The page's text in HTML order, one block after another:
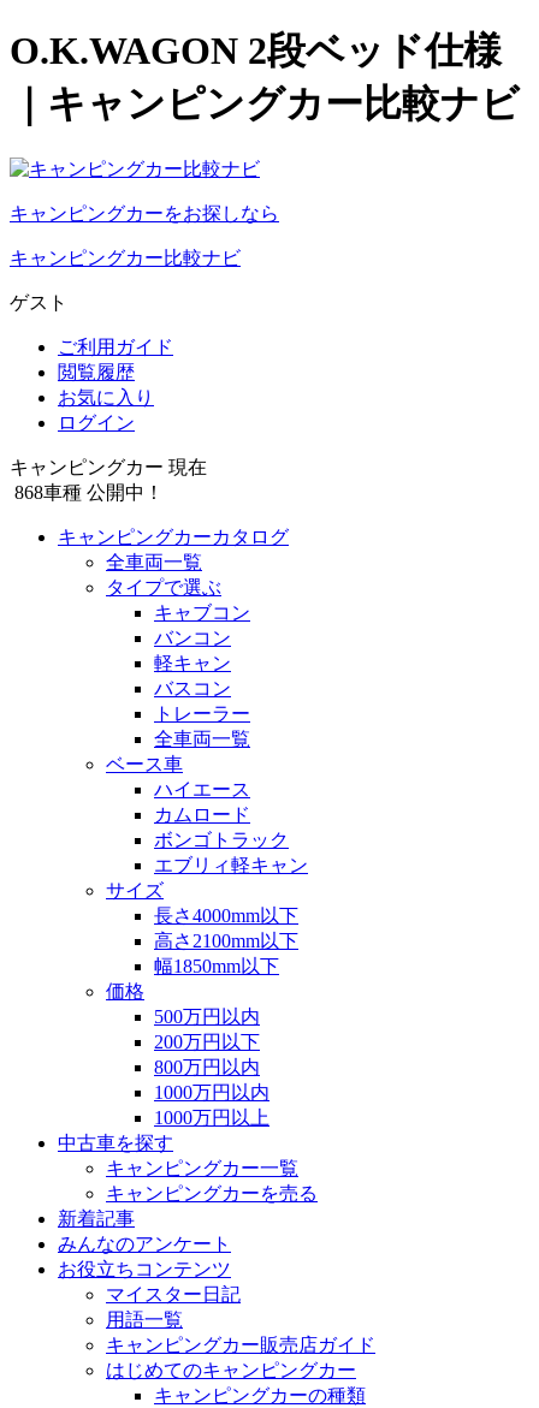
O.K.WAGON 2段ベッド仕様
｜キャンピングカー比較ナビ
キャンピングカーをお探しなら
キャンピングカー比較ナビ
ゲスト
ご利用ガイド
閲覧履歴
お気に入り
ログイン
キャンピングカー 現在
868車種 公開中！
キャンピングカーカタログ
全車両一覧
タイプで選ぶ
キャブコン
バンコン
軽キャン
バスコン
トレーラー
全車両一覧
ベース車
ハイエース
カムロード
ボンゴトラック
エブリィ軽キャン
サイズ
長さ4000mm以下
高さ2100mm以下
幅1850mm以下
価格
500万円以内
200万円以下
800万円以内
1000万円以内
1000万円以上
中古車を探す
キャンピングカー一覧
キャンピングカーを売る
新着記事
みんなのアンケート
お役立ちコンテンツ
マイスター日記
用語一覧
キャンピングカー販売店ガイド
はじめてのキャンピングカー
キャンピングカーの種類